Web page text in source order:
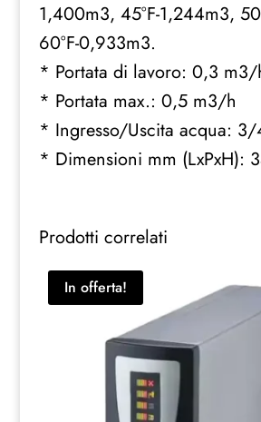
1,400m3, 45°F-1,244m3,
60°F-0,933m3.
* Portata di lavoro: 0,3 m3/
* Portata max.: 0,5 m3/h
* Ingresso/Uscita acqua: 3/
* Dimensioni mm (LxPxH):
Prodotti correlati
In offerta!